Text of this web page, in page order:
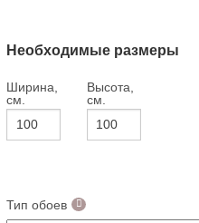
Необходимые размеры
Ширина,
см.
Высота,
см.
Тип обоев